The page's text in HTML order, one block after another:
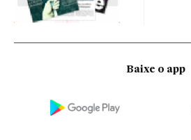
Baixe o app